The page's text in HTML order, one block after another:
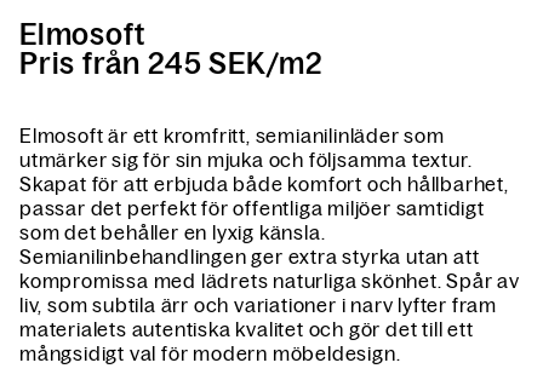
Elmosoft
Pris från 245 SEK/m2
Elmosoft är ett kromfritt, semianilinläder som
utmärker sig för sin mjuka och följsamma textur.
Skapat för att erbjuda både komfort och hållbarhet,
passar det perfekt för offentliga miljöer samtidigt
som det behåller en lyxig känsla.
Semianilinbehandlingen ger extra styrka utan att
kompromissa med lädrets naturliga skönhet. Spår av
liv, som subtila ärr och variationer i narv lyfter fram
materialets autentiska kvalitet och gör det till ett
mångsidigt val för modern möbeldesign.